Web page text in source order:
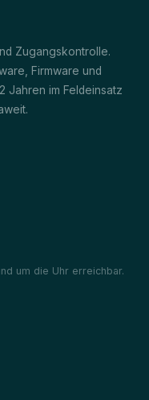
Zugangskontrolle.
Firmware und
Jahren im Feldeinsatz
um die Uhr erreichbar.